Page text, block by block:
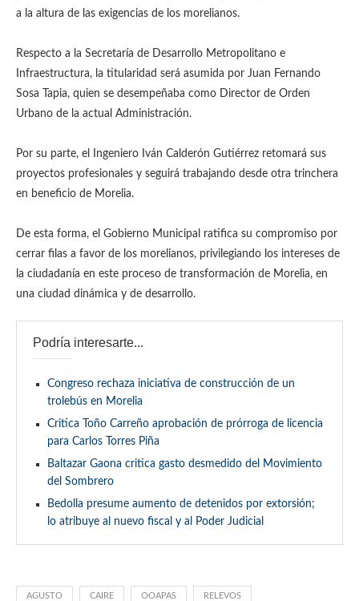
a la altura de las exigencias de los morelianos.
Respecto a la Secretaría de Desarrollo Metropolitano e
Infraestructura, la titularidad será asumida por Juan Fernando
Sosa Tapia, quien se desempeñaba como Director de Orden
Urbano de la actual Administración.
Por su parte, el Ingeniero Iván Calderón Gutiérrez retomará sus
proyectos profesionales y seguirá trabajando desde otra trinchera
en beneficio de Morelia.
De esta forma, el Gobierno Municipal ratifica su compromiso por
cerrar filas a favor de los morelianos, privilegiando los intereses de
la ciudadanía en este proceso de transformación de Morelia, en
una ciudad dinámica y de desarrollo.
Podría interesarte...
Congreso rechaza iniciativa de construcción de un
trolebús en Morelia
Critica Toño Carreño aprobación de prórroga de licencia
para Carlos Torres Piña
Baltazar Gaona critica gasto desmedido del Movimiento
del Sombrero
Bedolla presume aumento de detenidos por extorsión;
lo atribuye al nuevo fiscal y al Poder Judicial
AGUSTO CAIRE OOAPAS RELEVOS